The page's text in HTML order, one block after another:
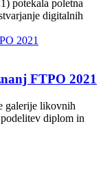
potekala poletna
digitalnih
FTPO 2021
galerije likovnih
diplom in